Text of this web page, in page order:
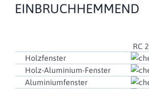
EINBRUCHHEMMEND
RC 2
Holzfenster
Holz-Aluminium-Fenster
Aluminiumfenster